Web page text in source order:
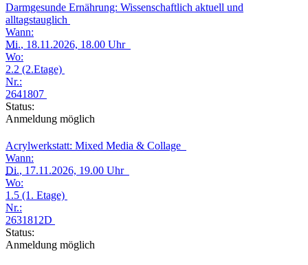
Darmgesunde Ernährung: Wissenschaftlich aktuell und
alltagstauglich
Wann:
Mi., 18.11.2026, 18.00 Uhr
Wo:
2.2 (2.Etage)
Nr.:
2641807
Status:
Anmeldung möglich
Acrylwerkstatt: Mixed Media & Collage
Wann:
Di., 17.11.2026, 19.00 Uhr
Wo:
1.5 (1. Etage)
Nr.:
2631812D
Status:
Anmeldung möglich